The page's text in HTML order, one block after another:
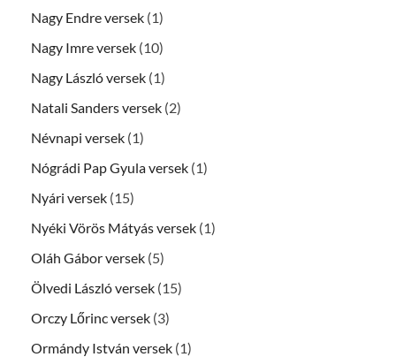
Nagy Endre versek (1)
Nagy Imre versek (10)
Nagy László versek (1)
Natali Sanders versek (2)
Névnapi versek (1)
Nógrádi Pap Gyula versek (1)
Nyári versek (15)
Nyéki Vörös Mátyás versek (1)
Oláh Gábor versek (5)
Ölvedi László versek (15)
Orczy Lőrinc versek (3)
Ormándy István versek (1)